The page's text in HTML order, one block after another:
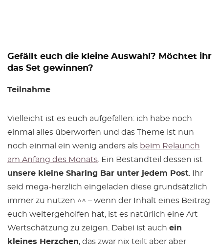
Gefällt euch die kleine Auswahl? Möchtet ihr
das Set gewinnen?
Teilnahme
Vielleicht ist es euch aufgefallen: ich habe noch
einmal alles überworfen und das Theme ist nun
noch einmal ein wenig anders als beim Relaunch
am Anfang des Monats . Ein Bestandteil dessen ist
unsere kleine Sharing Bar unter jedem Post . Ihr
seid mega-herzlich eingeladen diese grundsätzlich
immer zu nutzen ^^ – wenn der Inhalt eines Beitrag
euch weitergeholfen hat, ist es natürlich eine Art
Wertschätzung zu zeigen. Dabei ist auch ein
kleines Herzchen, das zwar nix teilt aber aber